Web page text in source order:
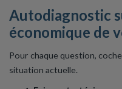
Autodiagnostic
économique de
Pour chaque question,
situation actuelle.